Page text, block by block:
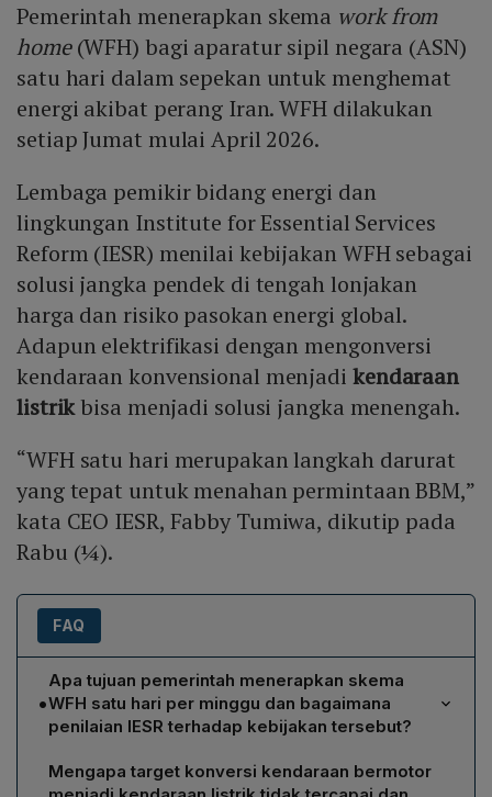
Pemerintah menerapkan skema work from
home(WFH) bagi aparatur sipil negara (ASN)
satu hari dalam sepekan untuk menghemat
energi akibat perang Iran. WFH dilakukan
setiap Jumat mulai April 2026.
Lembaga pemikir bidang energi dan
lingkungan Institute for Essential Services
Reform (IESR) menilai kebijakan WFH sebagai
solusi jangka pendek di tengah lonjakan
harga dan risiko pasokan energi global.
Adapun elektrifikasi dengan mengonversi
kendaraan konvensional menjadi kendaraan
listrikbisa menjadi solusi jangka menengah.
“WFH satu hari merupakan langkah darurat
yang tepat untuk menahan permintaan BBM,”
kata CEO IESR, Fabby Tumiwa, dikutip pada
Rabu (¼).
FAQ
•
Apa tujuan pemerintah menerapkan skema
WFH satu hari per minggu dan bagaimana
penilaian IESR terhadap kebijakan tersebut?
Pemerintah mengadopsi WFH satu hari tiap Jumat mulai
April 2026 untuk menghemat energi akibat perang Iran.
Mengapa target konversi kendaraan bermotor